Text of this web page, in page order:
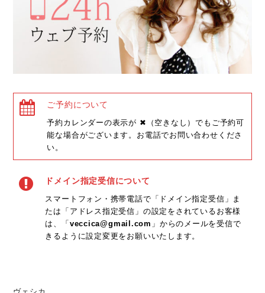
ご予約について
予約カレンダーの表示が ✖（空きなし）でもご予約可
能な場合がございます。お電話でお問い合わせくださ
い。
ドメイン指定受信について
スマートフォン・携帯電話で「ドメイン指定受信」ま
たは「アドレス指定受信」の設定をされているお客様
は、「 veccica@gmail.com 」からのメールを受信で
きるように設定変更をお願いいたします。